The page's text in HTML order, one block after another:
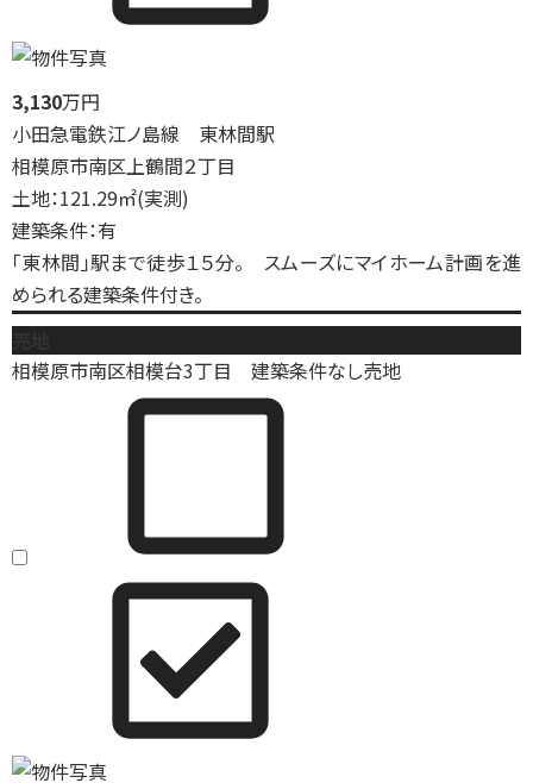
3,130万円
小田急電鉄江ノ島線 東林間駅
相模原市南区上鶴間２丁目
土地：121.29㎡(実測)
建築条件：有
「東林間」駅まで徒歩１５分。 スムーズにマイホーム計画を進
められる建築条件付き。
相模原市南区相模台3丁目 建築条件なし売地